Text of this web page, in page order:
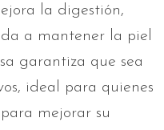
la digestión,
a mantener la piel
garantiza que sea
ideal para quienes
mejorar su